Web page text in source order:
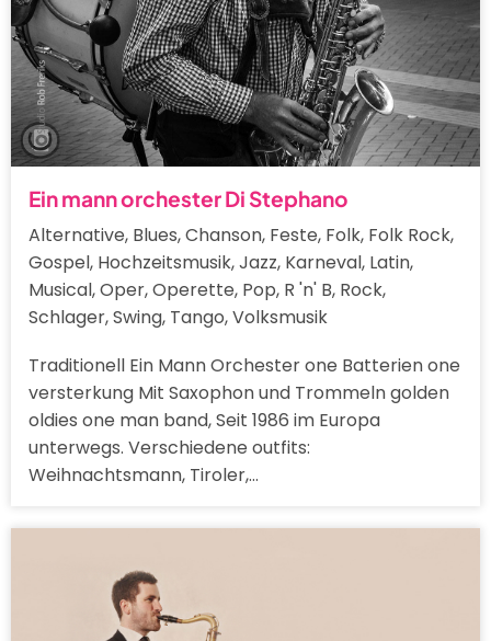
Ein mann orchester Di Stephano
Alternative, Blues, Chanson, Feste, Folk, Folk Rock,
Gospel, Hochzeitsmusik, Jazz, Karneval, Latin,
Musical, Oper, Operette, Pop, R 'n' B, Rock,
Schlager, Swing, Tango, Volksmusik
Traditionell Ein Mann Orchester one Batterien one
versterkung Mit Saxophon und Trommeln golden
oldies one man band, Seit 1986 im Europa
unterwegs. Verschiedene outfits:
Weihnachtsmann, Tiroler,…